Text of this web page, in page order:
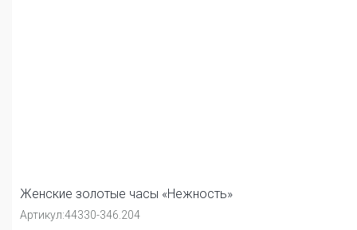
Женские золотые часы «Нежность»
Артикул:44330-346.204